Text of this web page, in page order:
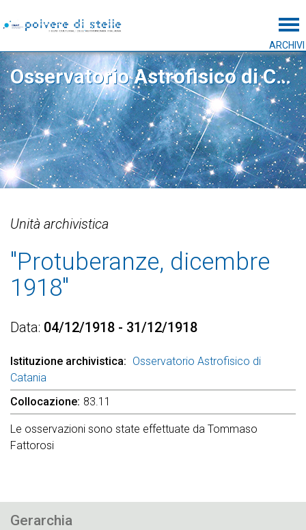
ARCHIVI
Osservatorio Astrofisico di Catania
Unità archivistica
"Protuberanze, dicembre
1918"
Data 04/12/1918 - 31/12/1918
Istituzione archivistica
Osservatorio Astrofisico di
Catania
Collocazione 83.11
Le osservazioni sono state effettuate da Tommaso
Fattorosi
Gerarchia